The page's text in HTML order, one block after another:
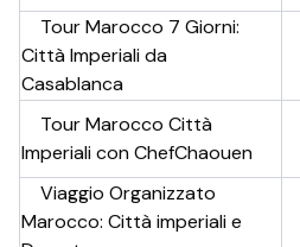
Tour Marocco 7 Giorni:
Città Imperiali da
Casablanca
Tour Marocco Città
Imperiali con ChefChaouen
Viaggio Organizzato
Marocco: Città imperiali e